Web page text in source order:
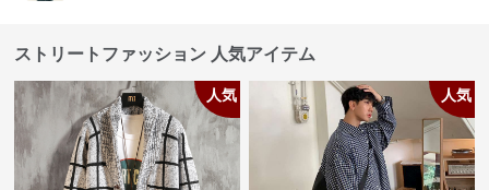
ストリートファッション 人気アイテム
人気 人気